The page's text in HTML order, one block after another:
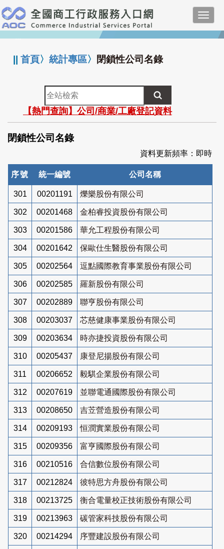
跳
到
主
要
:::
||首頁〉統計專區〉 閉鎖性公司名錄
全
站
檢
索
【熱門查詢】公司/商業/工廠登記資料
閉鎖性公司名錄
資料更新頻率：即時
序號 統一編號 公司名稱
301 00201191 爍樂股份有限公司
302 00201468 金柏睿投資股份有限公司
303 00201586 華允工程股份有限公司
304 00201642 保歐仕生醫股份有限公司
305 00202564 逗點國際教育事業股份有限公司
306 00202585 羅新股份有限公司
307 00202889 聯亨股份有限公司
308 00203037 芯慈健康事業股份有限公司
309 00203634 時亦捷投資股份有限公司
310 00205437 康登尼揚股份有限公司
311 00206652 毅騏企業股份有限公司
312 00207619 並聯電通國際股份有限公司
313 00208650 吉苙營造股份有限公司
314 00209193 恒潤實業股份有限公司
315 00209356 富亨國際股份有限公司
316 00210516 合信數位股份有限公司
317 00212824 彼特思方舟股份有限公司
318 00213725 衡合電量校正技術股份有限公司
319 00213963 碳管家科技股份有限公司
320 00214294 序豐建設股份有限公司